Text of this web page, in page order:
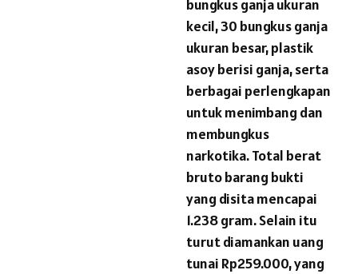
bungkus ganja ukuran
kecil, 30 bungkus ganja
ukuran besar, plastik
asoy berisi ganja, serta
berbagai perlengkapan
untuk menimbang dan
membungkus
narkotika. Total berat
bruto barang bukti
yang disita mencapai
1.238 gram. Selain itu
turut diamankan uang
tunai Rp259.000, yang